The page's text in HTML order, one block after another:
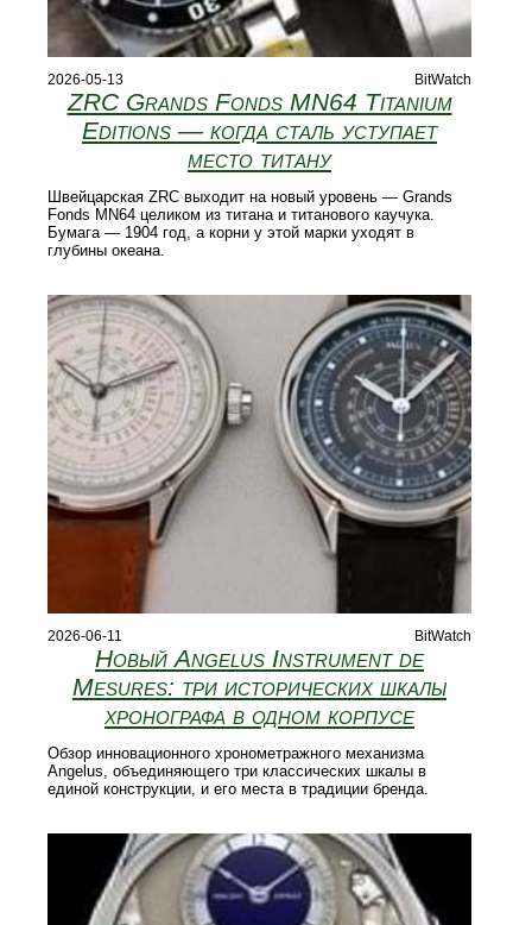
2026-05-13 BitWatch
ZRC Grands Fonds MN64 Titanium
Editions — когда сталь уступает
место титану
Швейцарская ZRC выходит на новый уровень — Grands
Fonds MN64 целиком из титана и титанового каучука.
Бумага — 1904 год, а корни у этой марки уходят в
глубины океана.
2026-06-11 BitWatch
Новый Angelus Instrument de
Mesures: три исторических шкалы
хронографа в одном корпусе
Обзор инновационного хронометражного механизма
Angelus, объединяющего три классических шкалы в
единой конструкции, и его места в традиции бренда.